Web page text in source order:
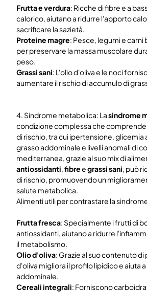
Frutta e verdura: Ricche di fibre e a
calorico, aiutano a ridurre l'apporto
sacrificare la sazietà.
Proteine magre: Pesce, legumi e
per preservare la massa muscolare
peso.
Grassi sani: L'olio d'oliva e le noci
aumentare il rischio di accumulo di
4. Sindrome metabolica: Lasindrome
condizione complessa che
di rischio, tra cui ipertensione, glicemia
grasso addominale e livelli anomali di
mediterranea, grazie al suo mix di
antiossidanti,fibreegrassi sani, può
di rischio, promuovendo un
salute metabolica.
Alimenti utili per contrastare la
Frutta fresca: Specialmente i frutti di
antiossidanti, aiutano a ridurre
il metabolismo.
Olio d'oliva: Grazie al suo contenuto
d'oliva migliora il profilo lipidico e aiuta
addominale.
Cereali integrali: Forniscono